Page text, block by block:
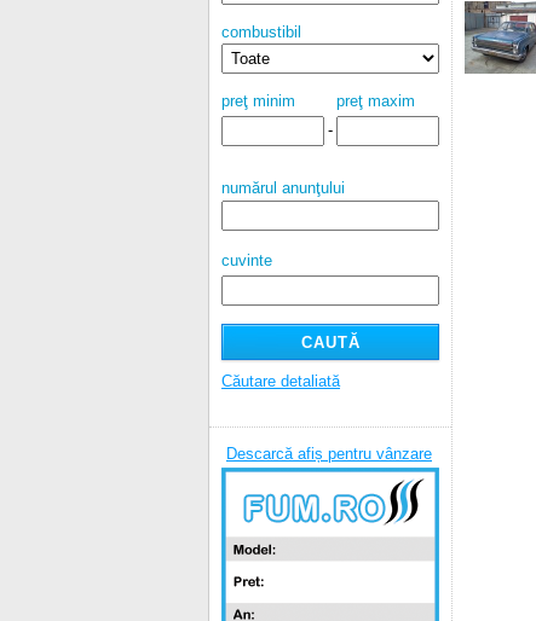
combustibil
preţ minim
preţ maxim
-
numărul anunţului
cuvinte
Căutare detaliată
Descarcă afiș pentru vânzare